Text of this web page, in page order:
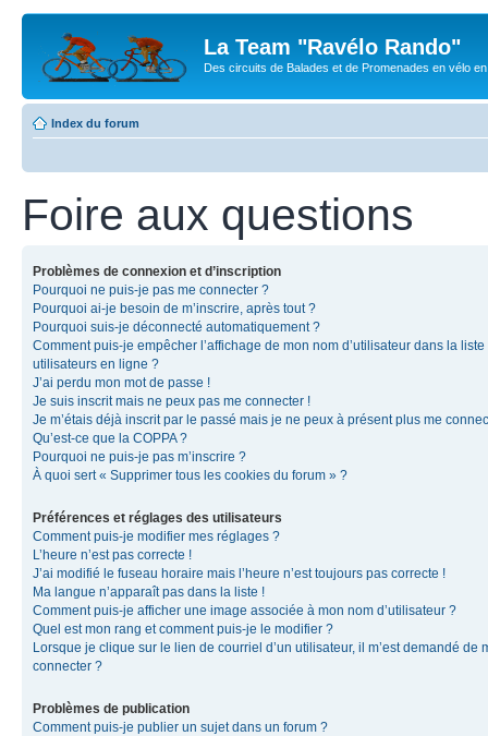
La Team "Ravélo Rando"
Des circuits de Balades et de Promenades en vélo
Index du forum
Foire aux questions
Problèmes de connexion et d’inscription
Pourquoi ne puis-je pas me connecter ?
Pourquoi ai-je besoin de m’inscrire, après tout ?
Pourquoi suis-je déconnecté automatiquement ?
Comment puis-je empêcher l’affichage de mon nom d’utilisateur dans la liste
utilisateurs en ligne ?
J’ai perdu mon mot de passe !
Je suis inscrit mais ne peux pas me connecter !
Je m’étais déjà inscrit par le passé mais je ne peux à présent plus me
Qu’est-ce que la COPPA ?
Pourquoi ne puis-je pas m’inscrire ?
À quoi sert « Supprimer tous les cookies du forum » ?
Préférences et réglages des utilisateurs
Comment puis-je modifier mes réglages ?
L’heure n’est pas correcte !
J’ai modifié le fuseau horaire mais l’heure n’est toujours pas correcte !
Ma langue n’apparaît pas dans la liste !
Comment puis-je afficher une image associée à mon nom d’utilisateur ?
Quel est mon rang et comment puis-je le modifier ?
Lorsque je clique sur le lien de courriel d’un utilisateur, il m’est demandé de
connecter ?
Problèmes de publication
Comment puis-je publier un sujet dans un forum ?